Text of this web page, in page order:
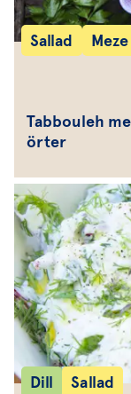
Sallad Meze
Tabbouleh
örter
Dill Sallad